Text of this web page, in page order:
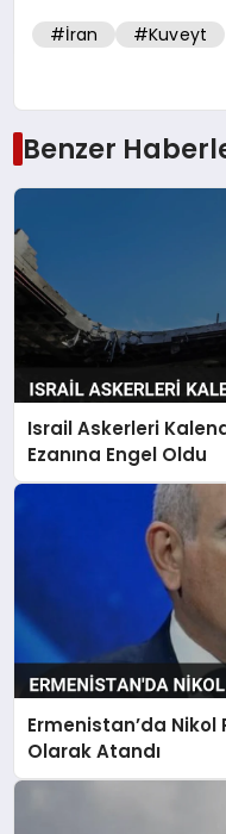
#İran #Kuveyt
Benzer
Israil Askerleri
Ezanına Engel Oldu
Ermenistan’da
Olarak Atandı